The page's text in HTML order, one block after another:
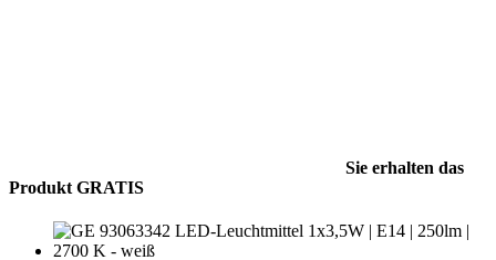
Sie erhalten das
Produkt GRATIS